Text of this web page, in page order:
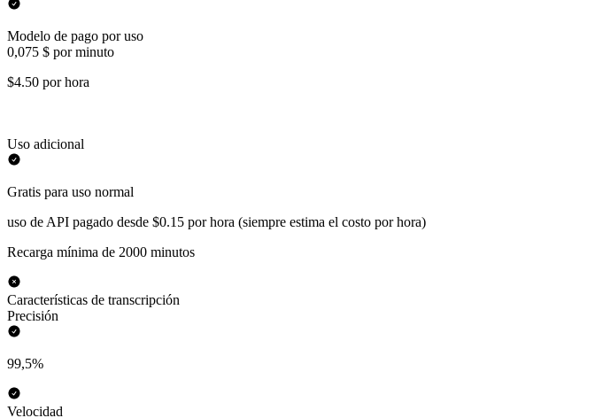
Modelo de pago por uso
0,075 $ por minuto
$4.50 por hora
Uso adicional
Gratis para uso normal
uso de API pagado desde $0.15 por hora (siempre estima el costo por hora)
Recarga mínima de 2000 minutos
Características de transcripción
Precisión
99,5%
Velocidad